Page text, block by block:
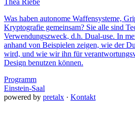
Was haben autonome Waffensysteme,
Kryptografie gemeinsam? Sie alle sind
Verwendungszweck, d.h. Dual-use. In
anhand von Beispielen zeigen, wie der
wird, und wie wir ihn für
Design benutzen können.
Programm
Einstein-Saal
powered by pretalx · Kontakt